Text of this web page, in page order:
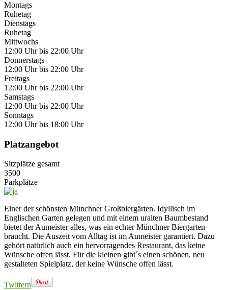
Montags
Ruhetag
Dienstags
Ruhetag
Mittwochs
12:00 Uhr bis 22:00 Uhr
Donnerstags
12:00 Uhr bis 22:00 Uhr
Freitags
12:00 Uhr bis 22:00 Uhr
Samstags
12:00 Uhr bis 22:00 Uhr
Sonntags
12:00 Uhr bis 18:00 Uhr
Platzangebot
Sitzplätze gesamt
3500
Parkplätze
Einer der schönsten Münchner Großbiergärten. Idyllisch im
Englischen Garten gelegen und mit einem uralten Baumbestand
bietet der Aumeister alles, was ein echter Münchner Biergarten
braucht. Die Auszeit vom Alltag ist im Aumeister garantiert. Dazu
gehört natürlich auch ein hervorragendes Restaurant, das keine
Wünsche offen lässt. Für die kleinen gibt´s einen schönen, neu
gestalteten Spielplatz, der keine Wünsche offen lässt.
Twittern